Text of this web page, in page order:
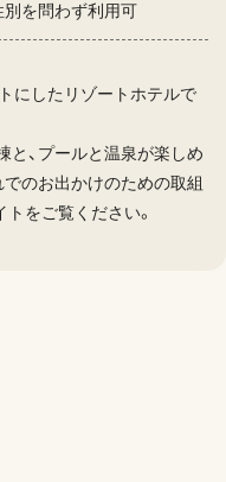
を問わず利用可
にしたリゾートホテルで
と、プールと温泉が楽しめ
のお出かけのための取組
をご覧ください。